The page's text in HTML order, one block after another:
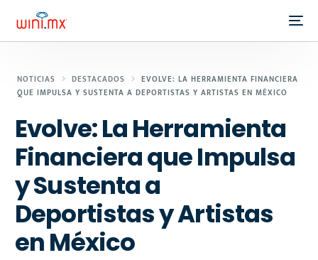
NOTICIAS DESTACADOS
EVOLVE: LA HERRAMIENTA FINANCIERA
QUE IMPULSA Y SUSTENTA A DEPORTISTAS Y ARTISTAS EN MÉXICO
Evolve: La Herramienta
Financiera que Impulsa
y Sustenta a
Deportistas y Artistas
en México